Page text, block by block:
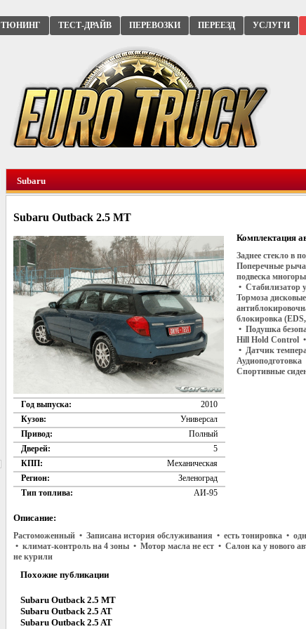
ТЮНИНГ ТЕСТ-ДРАЙВ ПЕРЕВОЗКИ ПЕРЕЕЗД УСЛУГИ
Subaru
Subaru Outback 2.5 MT
Год выпуска:
2010
Кузов:
Универсал
Привод:
Полный
Дверей:
5
КПП:
Механическая
Регион:
Зеленоград
Тип топлива:
АИ-95
Комплектация
Заднее стекло в
Поперечные
подвеска
• Стабилизатор
Тормоза
блокировка
• Подушка
Hill Hold Control •
• Датчик
Спортивные
Описание:
Растоможенный • Записана история обслуживания • есть тонировка •
• климат-контроль на 4 зоны • Мотор масла не ест • Салон ка у нового
не курили
Похожие публикации
Subaru Outback 2.5 MT
Subaru Outback 2.5 AT
Subaru Outback 2.5 AT